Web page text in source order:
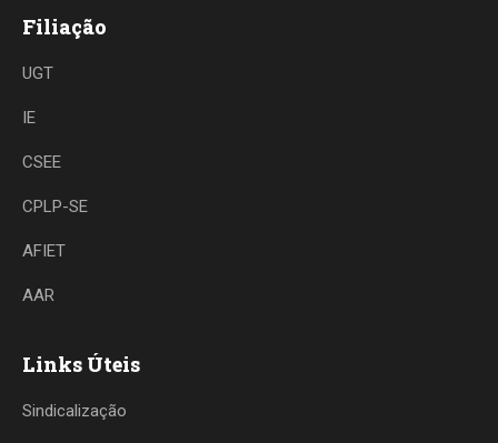
Filiação
UGT
IE
CSEE
CPLP-SE
AFIET
AAR
Links Úteis
Sindicalização